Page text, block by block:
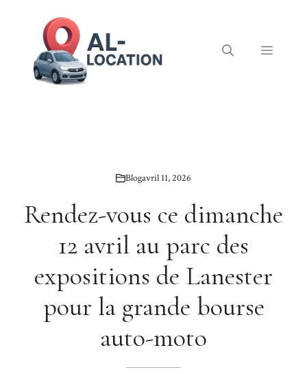
Menu
Blogavril 11, 2026
Rendez-vous ce dimanche
12 avril au parc des
expositions de Lanester
pour la grande bourse
auto-moto